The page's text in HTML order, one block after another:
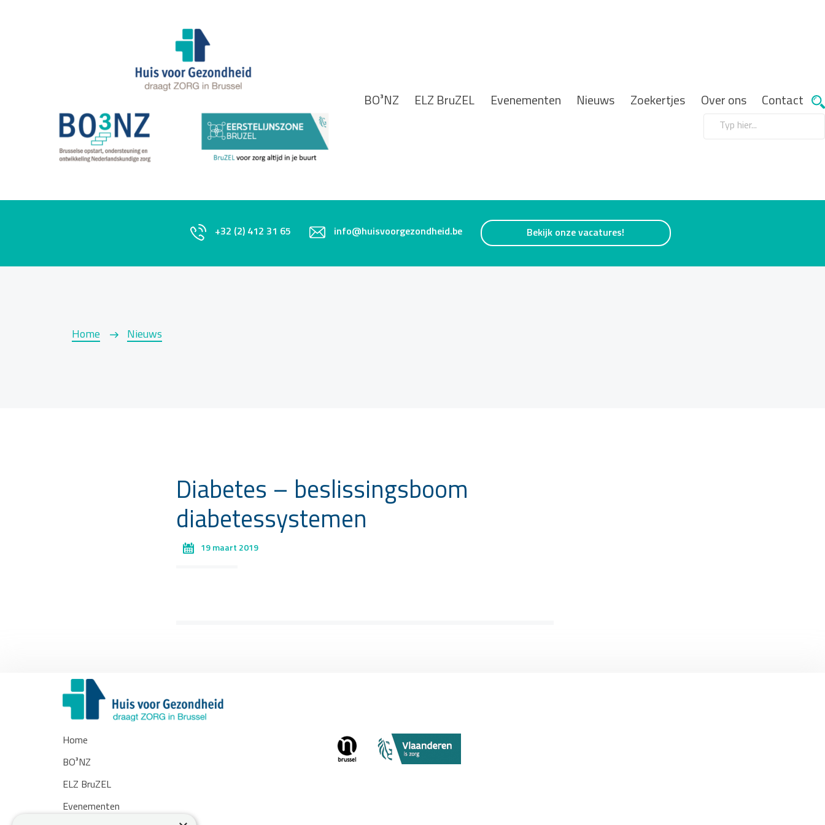
BO³NZ ELZ BruZEL Evenementen Nieuws Zoekertjes Over ons Contact
+32 (2) 412 31 65 info@huisvoorgezondheid.be Bekijk onze vacatures!
Home Nieuws
Diabetes – beslissingsboom
diabetessystemen
19 maart 2019
Home
BO³NZ
ELZ BruZEL
Evenementen